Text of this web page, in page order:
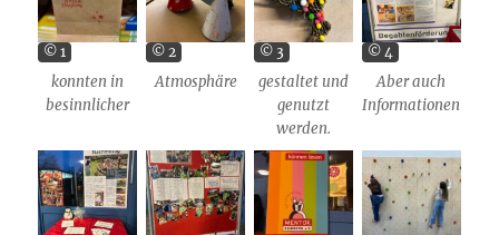
© 1
konnten in
besinnlicher
© 2
Atmosphäre
© 3
gestaltet und
genutzt
werden.
© 4
Aber auch
Informationen